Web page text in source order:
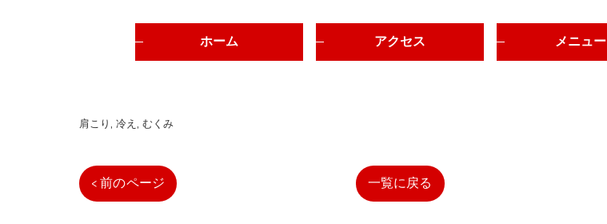
ホーム アクセス メニュー
肩こり 冷え むくみ
< 前のページ 一覧に戻る